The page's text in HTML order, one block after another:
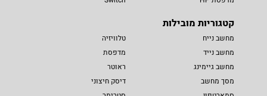
קטגוריות מובילות
מחשב נייח
מחשב נייד
מחשב גיימינג
מסך מחשב
טלוויזיה
מדפסת
ראוטר
דיסק חיצוני